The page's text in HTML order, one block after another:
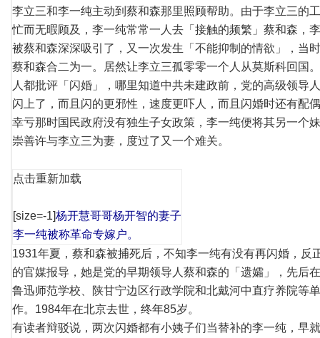
李立三和李一纯主动到蔡和森那里照顾帮助。由于李立三的
忙而无暇顾及，李一纯常常一人去「接触的频繁」蔡和森，
被蔡和森深深吸引了，又一次发生「不能抑制的情欲」，当
蔡和森合二为一。居然让李立三孤零零一个人从莫斯科回国
人都批评「闪婚」，哪里知道中共未建政前，党的高级领导
闪上了，而且闪的更邪性，速度更吓人，而且闪婚时还有配
幸亏那时国民政府没有独生子女政策，李一纯便将其另一个
崇善许与李立三为妻，度过了又一个难关。
点击重新加载
[size=-1]杨开慧哥哥杨开智的妻子
李一纯被称革命专嫁户。
1931年夏，蔡和森被捕死后，不知李一纯有没有再闪婚，反
的官媒报导，她是党的早期领导人蔡和森的「遗孀」，先后
鲁迅师范学校、陕甘宁边区行政学院和北戴河中直疗养院等
作。1984年在北京去世，终年85岁。
有读者辩驳说，两次闪婚都有小姨子们当替补的李一纯，早